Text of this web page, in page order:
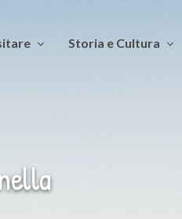
Storia e Cultura